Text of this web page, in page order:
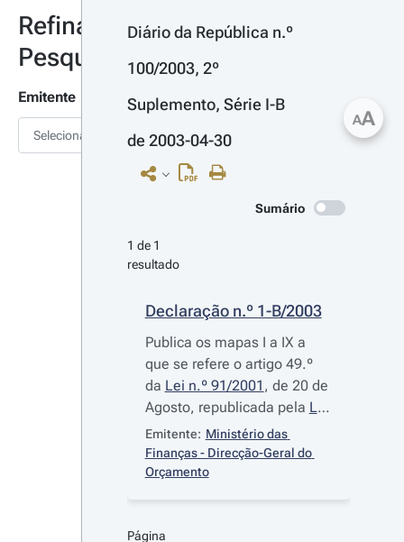
Refinar
Pesquisa
Emitente
Selecionar
Diário da República n.º
100/2003, 2º
Suplemento, Série I-B
de 2003-04-30
Sumário
1 de 1
resultado
Declaração n.º 1-B/2003
Publica os mapas I a IX a
que se refere o artigo 49.º
da Lei n.º 91/2001 , de 20 de
Agosto, republicada pela Lei
n.º 2/2002, de 28 de Agosto,
modificados em virtude das
alterações efectuadas até
2003
Emitente: Ministério das
Finanças - Direcção-Geral do
Orçamento
Página
AA